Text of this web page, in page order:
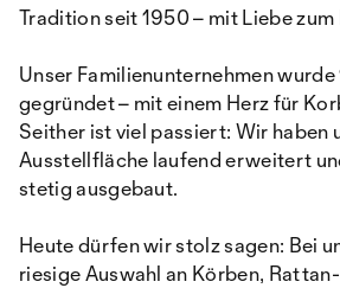
Tradition seit 1950 – mit Liebe zum
Unser Familienunternehmen
gegründet – mit einem Herz für
Seither ist viel passiert: Wir haben
Ausstellfläche laufend erweitert
stetig ausgebaut.
Heute dürfen wir stolz sagen: Bei
riesige Auswahl an Körben,